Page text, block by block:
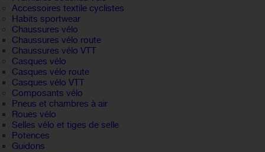
Accessoires textile cyclistes
Habits sportwear
Chaussures vélo
Chaussures vélo route
Chaussures vélo VTT
Casques vélo
Casques vélo route
Casques vélo VTT
Composants vélo
Pneus et chambres à air
Roues vélo
Selles vélo et tiges de selle
Potences
Guidons